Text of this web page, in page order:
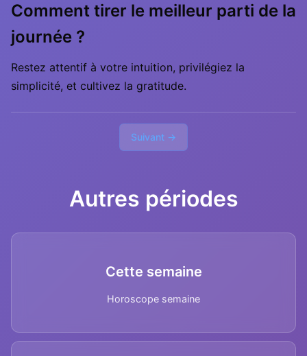
Comment tirer le meilleur parti de la
journée ?
Restez attentif à votre intuition, privilégiez la
simplicité, et cultivez la gratitude.
Suivant →
Autres périodes
Cette semaine
Horoscope semaine